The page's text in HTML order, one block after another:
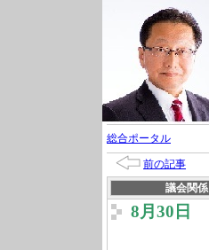
総合ポータル
前の記事
議会関係
8月30日